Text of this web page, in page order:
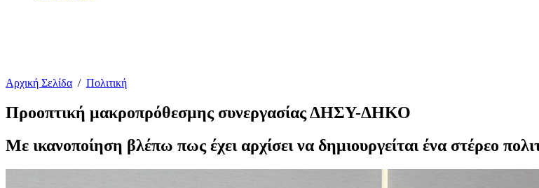
Αρχική Σελίδα / Πολιτική
Προοπτική μακροπρόθεσμης συνεργασίας ΔΗΣΥ-ΔΗΚΟ
Με ικανοποίηση βλέπω πως έχει αρχίσει να δημιουργείται ένα στέρεο